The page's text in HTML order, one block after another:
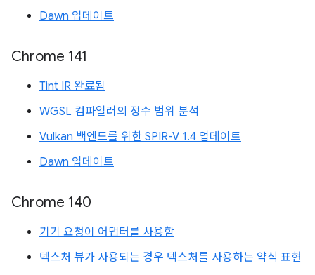
Dawn 업데이트
Chrome 141
Tint IR 완료됨
WGSL 컴파일러의 정수 범위 분석
Vulkan 백엔드를 위한 SPIR-V 1.4 업데이트
Dawn 업데이트
Chrome 140
기기 요청이 어댑터를 사용함
텍스처 뷰가 사용되는 경우 텍스처를 사용하는 약식 표현